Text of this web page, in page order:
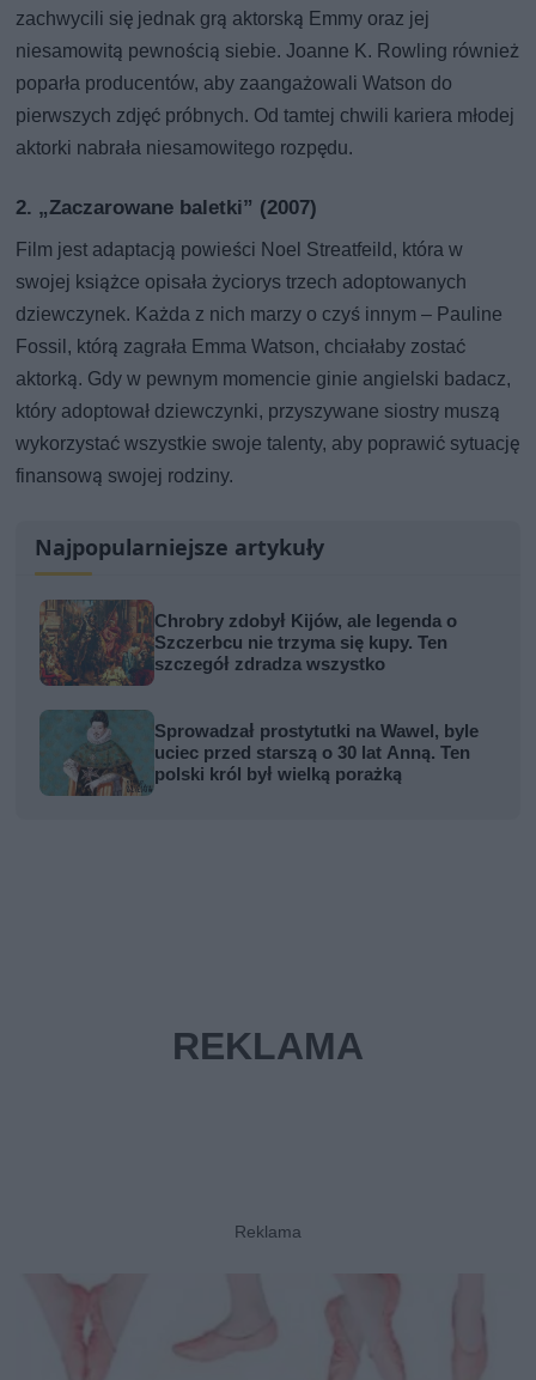
zachwycili się jednak grą aktorską Emmy oraz jej
niesamowitą pewnością siebie. Joanne K. Rowling również
poparła producentów, aby zaangażowali Watson do
pierwszych zdjęć próbnych. Od tamtej chwili kariera młodej
aktorki nabrała niesamowitego rozpędu.
2. „Zaczarowane baletki” (2007)
Film jest adaptacją powieści Noel Streatfeild, która w
swojej książce opisała życiorys trzech adoptowanych
dziewczynek. Każda z nich marzy o czyś innym – Pauline
Fossil, którą zagrała Emma Watson, chciałaby zostać
aktorką. Gdy w pewnym momencie ginie angielski badacz,
który adoptował dziewczynki, przyszywane siostry muszą
wykorzystać wszystkie swoje talenty, aby poprawić sytuację
finansową swojej rodziny.
Najpopularniejsze artykuły
Chrobry zdobył Kijów, ale legenda o
Szczerbcu nie trzyma się kupy. Ten
szczegół zdradza wszystko
Sprowadzał prostytutki na Wawel, byle
uciec przed starszą o 30 lat Anną. Ten
polski król był wielką porażką